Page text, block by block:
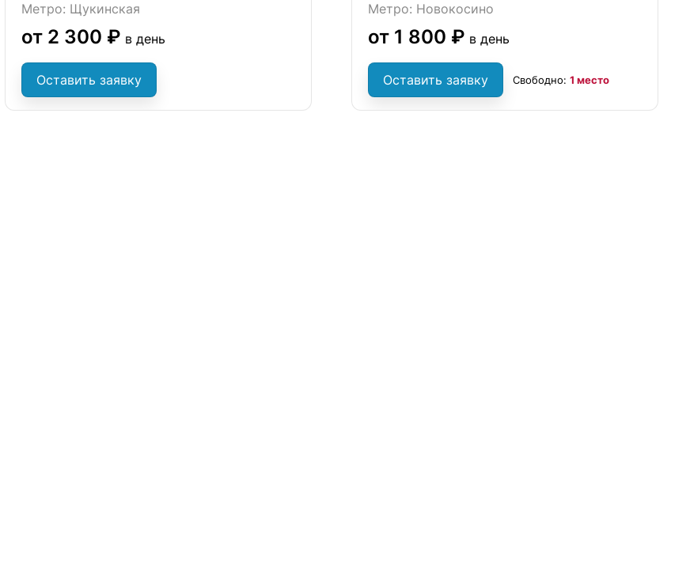
Метро: Щукинская
от 2 300 ₽ в день
Оставить заявку
Метро: Новокосино
от 1 800 ₽ в день
Оставить заявку Свободно: 1 место